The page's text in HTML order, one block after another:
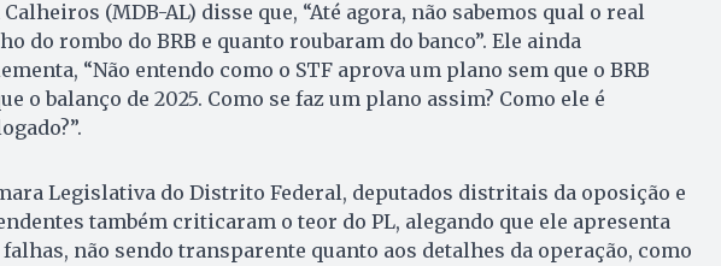
Calheiros (MDB-AL) disse que, “Até agora, não sabemos qual o real
do rombo do BRB e quanto roubaram do banco”. Ele ainda
“Não entendo como o STF aprova um plano sem que o BRB
o balanço de 2025. Como se faz um plano assim? Como ele é
Legislativa do Distrito Federal, deputados distritais da oposição e
também criticaram o teor do PL, alegando que ele apresenta
não sendo transparente quanto aos detalhes da operação, como